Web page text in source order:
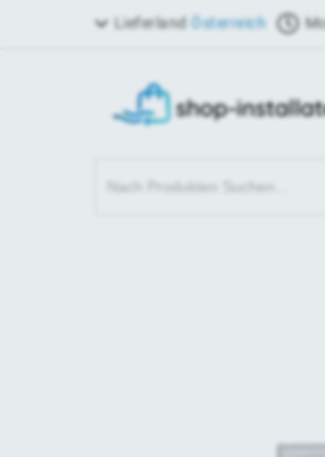
Lieferland Österreich